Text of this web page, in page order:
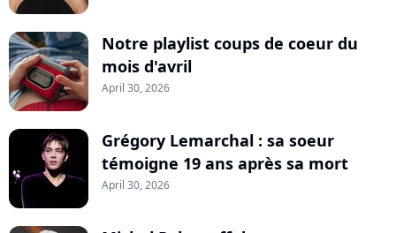
Notre playlist coups de coeur du
mois d'avril
April 30, 2026
Grégory Lemarchal : sa soeur
témoigne 19 ans après sa mort
April 30, 2026